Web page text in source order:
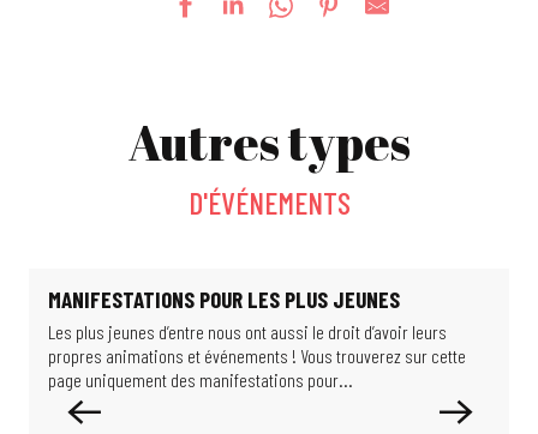
Exposition : Limits of Control
Visite guidée : Sur les pas d'Alfred Dreyfus
24e Festival des Jardins Métissés - Les Jardins d'Ulysse
Je flâne dans le quartier du Rebberg
Chasse au trésor : Cherche et trouve dans le musée
Le jardin de Michèle
Jeu d'enquête : les scientifiques de l'ombre
Autres types
D'ÉVÉNEMENTS
MANIFESTATIONS POUR LES PLUS JEUNES
Les plus jeunes d’entre nous ont aussi le droit d’avoir leurs
propres animations et événements ! Vous trouverez sur cette
page uniquement des manifestations pour...